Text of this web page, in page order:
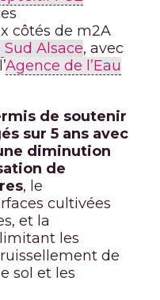
côtés de m2A
Alsace, avec
Agence de l’Eau
de soutenir
sur 5 ans avec
diminution
de
, le
cultivées
et la
les
de
sol et les